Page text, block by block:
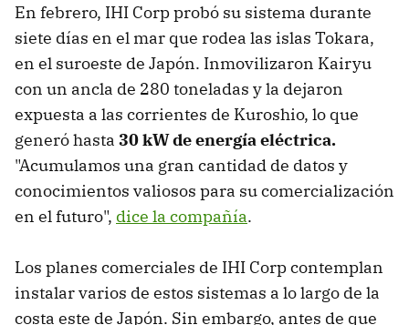
En febrero, IHI Corp probó su sistema durante
siete días en el mar que rodea las islas Tokara,
en el suroeste de Japón. Inmovilizaron Kairyu
con un ancla de 280 toneladas y la dejaron
expuesta a las corrientes de Kuroshio, lo que
generó hasta 30 kW de energía eléctrica.
"Acumulamos una gran cantidad de datos y
conocimientos valiosos para su comercialización
en el futuro", dice la compañía.
Los planes comerciales de IHI Corp contemplan
instalar varios de estos sistemas a lo largo de la
costa este de Japón. Sin embargo, antes de que